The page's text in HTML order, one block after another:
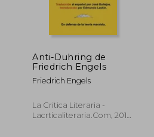
Anti-Duhring de
Friedrich Engels
Friedrich Engels
La Critica Literaria -
Lacrticaliteraria.com, 2012,